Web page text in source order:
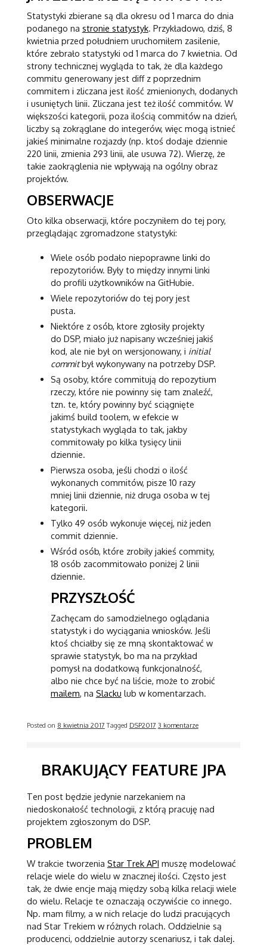
Statystyki zbierane są dla okresu od 1 marca do dnia
podanego na stronie statystyk. Przykładowo, dziś, 8
kwietnia przed południem uruchomiłem zasilenie,
które zebrało statystyki od 1 marca do 7 kwietnia. Od
strony technicznej wygląda to tak, że dla każdego
commitu generowany jest diff z poprzednim
commitem i zliczana jest ilość zmienionych, dodanych
i usuniętych linii. Zliczana jest też ilość commitów. W
większości kategorii, poza ilością commitów na dzień,
liczby są zokrąglane do integerów, więc mogą istnieć
jakieś minimalne rozjazdy (np. ktoś dodaje dziennie
220 linii, zmienia 293 linii, ale usuwa 72). Wierzę, że
takie zaokrąglenia nie wpływają na ogólny obraz
projektów.
OBSERWACJE
Oto kilka obserwacji, które poczyniłem do tej pory,
przeglądając zgromadzone statystyki:
Wiele osób podało niepoprawne linki do
repozytoriów. Były to między innymi linki
do profili użytkowników na GitHubie.
Wiele repozytoriów do tej pory jest
pusta.
Niektóre z osób, ktore zgłosiły projekty
do DSP, miało już napisany wcześniej jakiś
kod, ale nie był on wersjonowany, i initial
commitbył wykonywany na potrzeby DSP.
Są osoby, które commitują do repozytium
rzeczy, które nie powinny się tam znaleźć,
tzn. te, który powinny być sciągnięte
jakimś build toolem, w efekcie w
statystykach wygląda to tak, jakby
commitowały po kilka tysięcy linii
dziennie.
Pierwsza osoba, jeśli chodzi o ilość
wykonanych commitów, pisze 10 razy
mniej linii dziennie, niż druga osoba w tej
kategorii.
Tylko 49 osób wykonuje więcej, niż jeden
commit dziennie.
Wśród osób, które zrobiły jakieś commity,
18 osób zacommitowało poniżej 2 linii
dziennie.
PRZYSZŁOŚĆ
Zachęcam do samodzielnego oglądania
statystyk i do wyciągania wniosków. Jeśli
ktoś chciałby się ze mną skontaktować w
sprawie statystyk, bo ma na przykład
pomysł na dodatkową funkcjonalność,
albo nie chce być na liście, może to zrobić
mailem, na Slacku lub w komentarzach.
Posted on 8 kwietnia 2017 Tagged DSP2017 3 komentarze
BRAKUJĄCY FEATURE JPA
Ten post będzie jedynie narzekaniem na
niedoskonałość technologii, z którą pracuję nad
projektem zgłoszonym do DSP.
PROBLEM
W trakcie tworzenia Star Trek API muszę modelować
relacje wiele do wielu w znacznej ilości. Często jest
tak, że dwie encje mają między sobą kilka relacji wiele
do wielu. Relacje te oznaczają oczywiście co innego.
Np. mam filmy, a w nich relacje do ludzi pracujących
nad Star Trekiem w różnych rolach. Oddzielnie są
producenci, oddzielnie autorzy scenariusz, i tak dalej.